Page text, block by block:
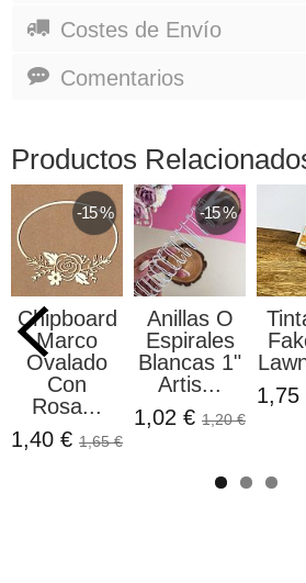
Costes de Envío
Comentarios
Productos
-15 %
Chipboard
Marco
Ovalado
Con
Rosa...
1,40 € 1,65 €
-15 %
Anillas O
Espirales
Blancas 1"
Artis...
1,02 € 1,20 €
1,75